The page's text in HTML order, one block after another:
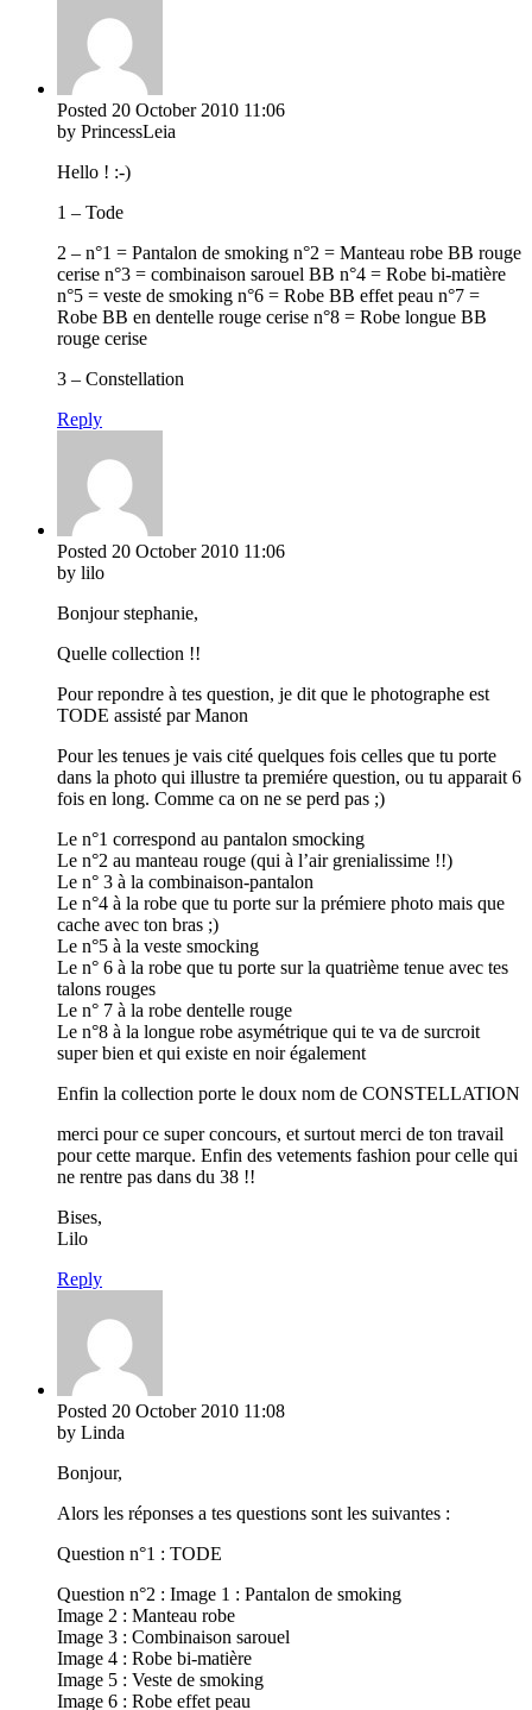
Posted 20 October 2010 11:06
by PrincessLeia
Hello ! :-)
1 – Tode
2 – n°1 = Pantalon de smoking n°2 = Manteau robe BB rouge
cerise n°3 = combinaison sarouel BB n°4 = Robe bi-matière
n°5 = veste de smoking n°6 = Robe BB effet peau n°7 =
Robe BB en dentelle rouge cerise n°8 = Robe longue BB
rouge cerise
3 – Constellation
Reply
Posted 20 October 2010 11:06
by lilo
Bonjour stephanie,
Quelle collection !!
Pour repondre à tes question, je dit que le photographe est
TODE assisté par Manon
Pour les tenues je vais cité quelques fois celles que tu porte
dans la photo qui illustre ta premiére question, ou tu apparait 6
fois en long. Comme ca on ne se perd pas ;)
Le n°1 correspond au pantalon smocking
Le n°2 au manteau rouge (qui à l’air grenialissime !!)
Le n° 3 à la combinaison-pantalon
Le n°4 à la robe que tu porte sur la prémiere photo mais que
cache avec ton bras ;)
Le n°5 à la veste smocking
Le n° 6 à la robe que tu porte sur la quatrième tenue avec tes
talons rouges
Le n° 7 à la robe dentelle rouge
Le n°8 à la longue robe asymétrique qui te va de surcroit
super bien et qui existe en noir également
Enfin la collection porte le doux nom de CONSTELLATION
merci pour ce super concours, et surtout merci de ton travail
pour cette marque. Enfin des vetements fashion pour celle qui
ne rentre pas dans du 38 !!
Bises,
Lilo
Reply
Posted 20 October 2010 11:08
by Linda
Bonjour,
Alors les réponses a tes questions sont les suivantes :
Question n°1 : TODE
Question n°2 : Image 1 : Pantalon de smoking
Image 2 : Manteau robe
Image 3 : Combinaison sarouel
Image 4 : Robe bi-matière
Image 5 : Veste de smoking
Image 6 : Robe effet peau